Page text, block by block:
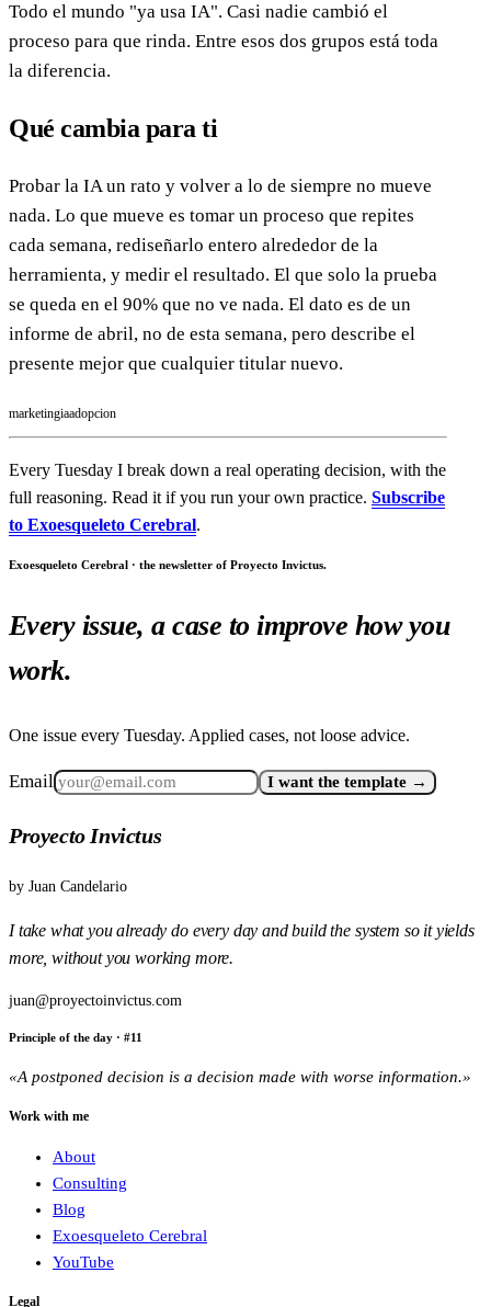
Todo el mundo "ya usa IA". Casi nadie cambió el
proceso para que rinda. Entre esos dos grupos está toda
la diferencia.
Qué cambia para ti
Probar la IA un rato y volver a lo de siempre no mueve
nada. Lo que mueve es tomar un proceso que repites
cada semana, rediseñarlo entero alrededor de la
herramienta, y medir el resultado. El que solo la prueba
se queda en el 90% que no ve nada. El dato es de un
informe de abril, no de esta semana, pero describe el
presente mejor que cualquier titular nuevo.
marketingiaadopcion
Every Tuesday I break down a real operating decision, with the
full reasoning. Read it if you run your own practice. Subscribe
to Exoesqueleto Cerebral.
Exoesqueleto Cerebral · the newsletter of Proyecto Invictus.
Every issue, a case to improve how you
work.
One issue every Tuesday. Applied cases, not loose advice.
Email I want the template →
Proyecto Invictus
by Juan Candelario
I take what you already do every day and build the system so it yields
more, without you working more.
juan@proyectoinvictus.com
Principle of the day · #11
«A postponed decision is a decision made with worse information.»
Work with me
About
Consulting
Blog
Exoesqueleto Cerebral
YouTube
Legal